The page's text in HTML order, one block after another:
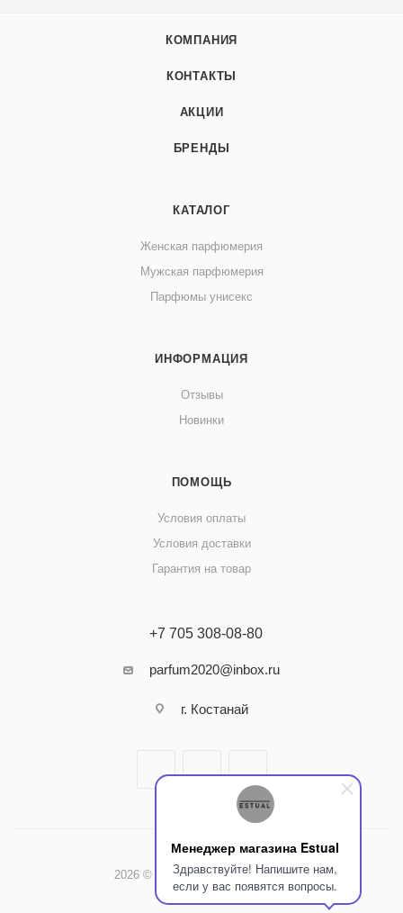
Менеджер магазина Estual
Здравствуйте! Напишите нам,
если у вас появятся вопросы.
КОМПАНИЯ
КОНТАКТЫ
АКЦИИ
БРЕНДЫ
КАТАЛОГ
Женская парфюмерия
Мужская парфюмерия
Парфюмы унисекс
ИНФОРМАЦИЯ
Отзывы
Новинки
ПОМОЩЬ
Условия оплаты
Условия доставки
Гарантия на товар
+7 705 308-08-80
parfum2020@inbox.ru
г. Костанай
2026 © Интернет-магазин Estual